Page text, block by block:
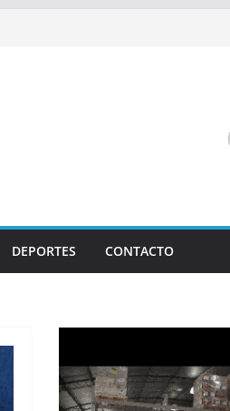
DEPORTES CONTACTO